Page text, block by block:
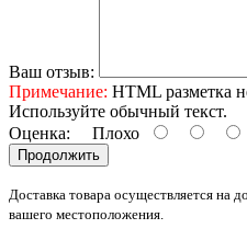
Ваш отзыв:
Примечание: HTML разметка
Используйте обычный текст.
Оценка: Плохо
Продолжить
Доставка товара осуществляется на
вашего местоположения.